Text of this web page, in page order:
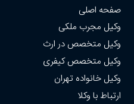
صفحه اصلی
وکیل مجرب ملکی
وکیل متخصص در ارث
وکیل متخصص کیفری
وکیل خانواده تهران
ارتباط با وکلا